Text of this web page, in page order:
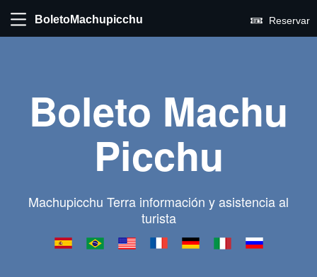
BoletoMachupicchu Reservar
Boleto Machu
Picchu
Machupicchu Terra información y asistencia al
turista